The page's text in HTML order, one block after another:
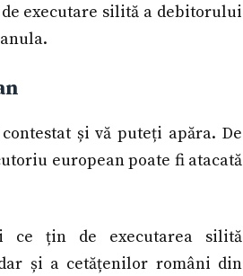
executare silită a debitorului
și vă puteți apăra. De
european poate fi atacată
ce țin de executarea silită
și a cetățenilor români din